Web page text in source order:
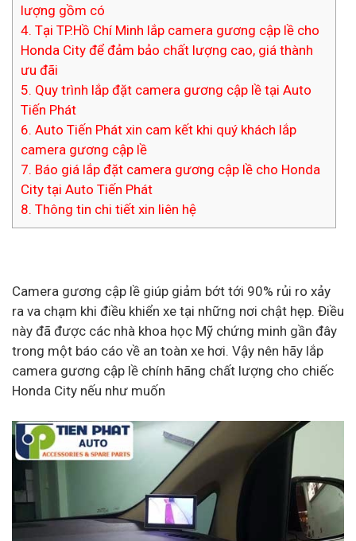
lượng gồm có
4. Tại TP.Hồ Chí Minh lắp camera gương cập lề cho
Honda City để đảm bảo chất lượng cao, giá thành
ưu đãi
5. Quy trình lắp đặt camera gương cập lề tại Auto
Tiến Phát
6. Auto Tiến Phát xin cam kết khi quý khách lắp
camera gương cập lề
7. Báo giá lắp đặt camera gương cập lề cho Honda
City tại Auto Tiến Phát
8. Thông tin chi tiết xin liên hệ
Camera gương cập lề giúp giảm bớt tới 90% rủi ro xảy
ra va chạm khi điều khiển xe tại những nơi chật hẹp. Điều
này đã được các nhà khoa học Mỹ chứng minh gần đây
trong một báo cáo về an toàn xe hơi. Vậy nên hãy lắp
camera gương cập lề chính hãng chất lượng cho chiếc
Honda City nếu như muốn